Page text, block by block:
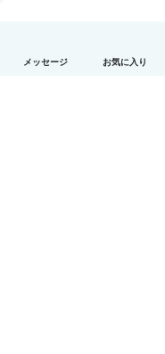
メッセージ お気に入り